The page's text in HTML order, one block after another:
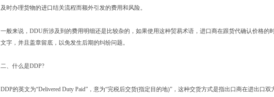
及时办理货物的进口结关流程而额外引发的费用和风险。
一般来说，DDU所涉及到的费用明细还是比较杂的，如果使用这种贸易术语，进口商在跟货代确认价格的
文字，并且盖章留底，以免发生后期的纠纷问题。
二、什么是DDP?
DDP的英文为“Delivered Duty Paid”，意为“完税后交货(指定目的地)”，这种交货方式是指出口商在进出口